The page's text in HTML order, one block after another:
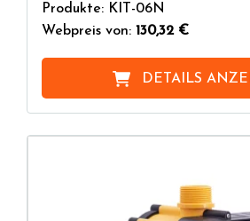
Produkte: KIT-06N
Webpreis von: 130,32 €
DETAILS